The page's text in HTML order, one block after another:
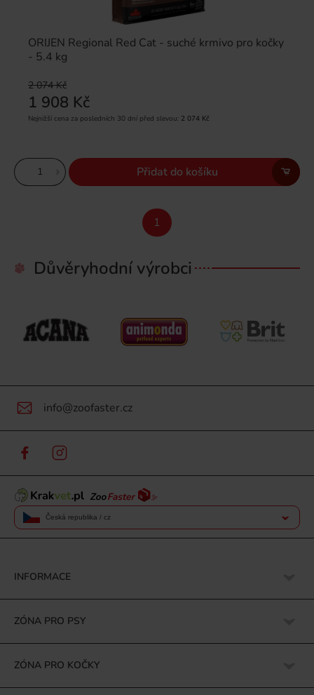
ORIJEN Regional Red Cat - suché krmivo pro kočky
- 5.4 kg
2 074 Kč
1 908 Kč
Nejnižší cena za posledních 30 dní před slevou: 2 074 Kč
Přidat do košíku
1
Důvěryhodní výrobci
info@zoofaster.cz
Česká republika / cz
INFORMACE
ZÓNA PRO PSY
ZÓNA PRO KOČKY